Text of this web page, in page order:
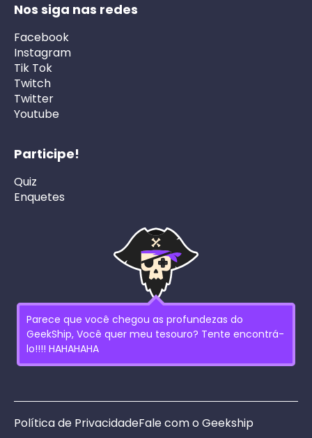
Nos siga nas redes
Facebook
Instagram
Tik Tok
Twitch
Twitter
Youtube
Participe!
Quiz
Enquetes
Parece que você chegou as profundezas do
GeekShip, Você quer meu tesouro? Tente encontrá-
lo!!!! HAHAHAHA
Política de PrivacidadeFale com o Geekship